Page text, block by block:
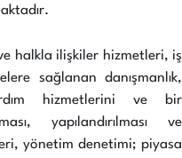
halkla ilişkiler hizmetleri, iş
sağlanan danışmanlık,
hizmetlerini ve bir
yapılandırılması ve
yönetim denetimi; piyasa